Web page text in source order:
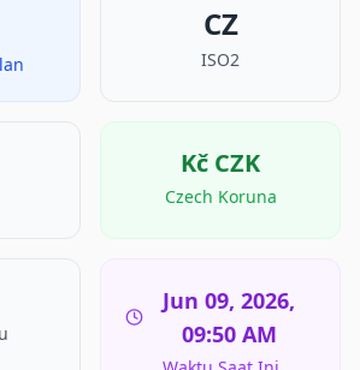
CZ
ISO2
Kč CZK
Czech Koruna
Jun 09, 2026,
09:50 AM